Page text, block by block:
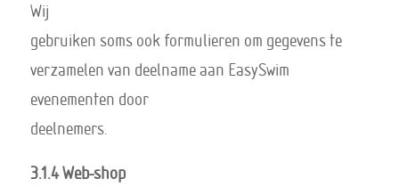
Wij
gebruiken soms ook formulieren om gegevens te
verzamelen van deelname aan EasySwim
evenementen door
deelnemers.
3.1.4 Web-shop